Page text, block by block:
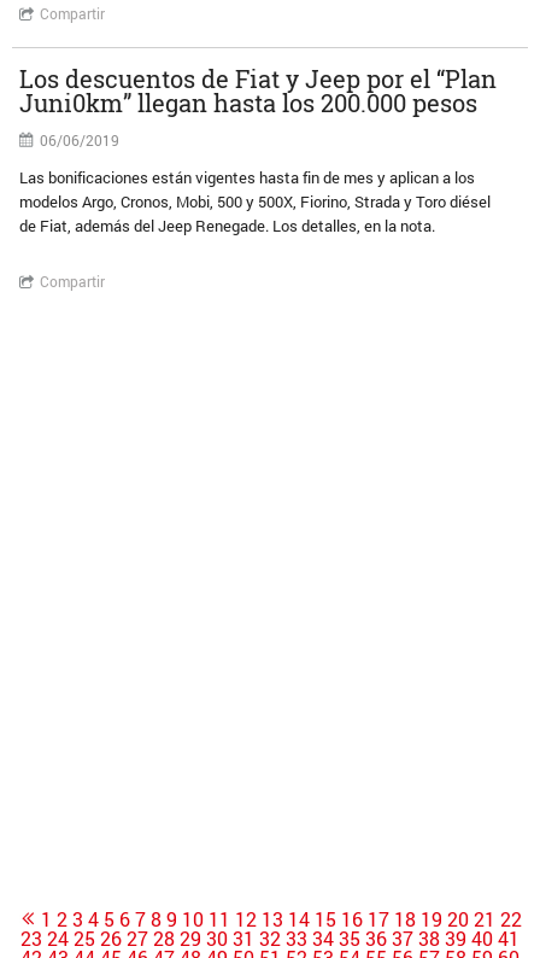
Compartir
Los descuentos de Fiat y Jeep por el “Plan
Juni0km” llegan hasta los 200.000 pesos
06/06/2019
Las bonificaciones están vigentes hasta fin de mes y aplican a los
modelos Argo, Cronos, Mobi, 500 y 500X, Fiorino, Strada y Toro diésel
de Fiat, además del Jeep Renegade. Los detalles, en la nota.
Compartir
1 2 3 4 5 6 7 8 9 10 11 12 13 14 15 16 17 18 19 20 21 22
23 242526272829 3031 32 33 343536373839 4041